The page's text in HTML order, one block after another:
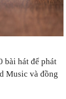
bài hát để phát
Music và đồng